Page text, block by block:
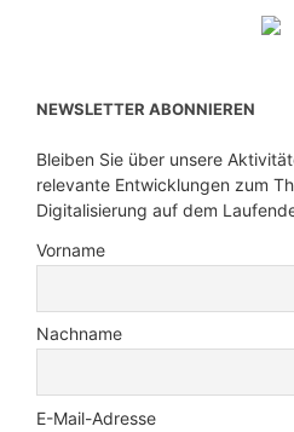
NEWSLETTER ABONNIEREN
Bleiben Sie über unsere
relevante Entwicklungen zum
Digitalisierung auf dem
Vorname
Nachname
E-Mail-Adresse